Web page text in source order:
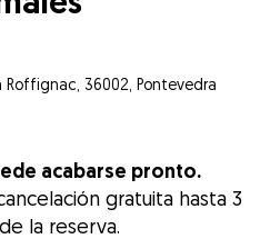
Roffignac, 36002, Pontevedra
acabarse pronto.
gratuita hasta 3
la reserva.